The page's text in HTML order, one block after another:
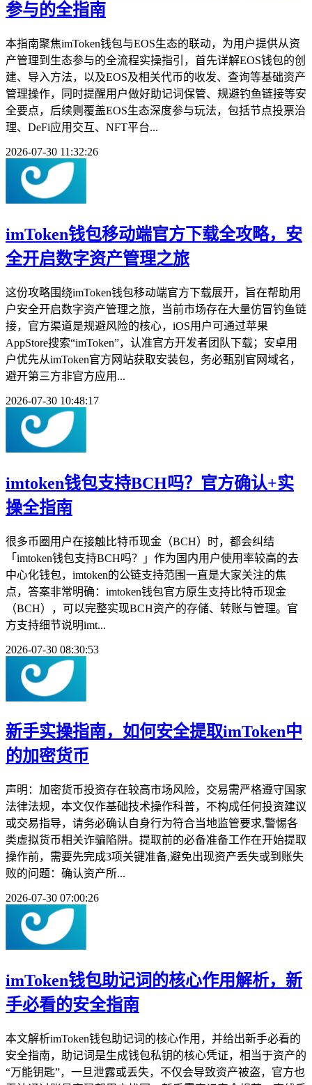
参与的全指南
本指南聚焦imToken钱包与EOS生态的联动，为用户提供从资
产管理到生态参与的全流程实操指引，首先详解EOS钱包的创
建、导入方法，以及EOS及相关代币的收发、查询等基础资产
管理操作，同时提醒用户做好助记词保管、规避钓鱼链接等安
全要点，后续则覆盖EOS生态深度参与玩法，包括节点投票治
理、DeFi应用交互、NFT平台...
2026-07-30 11:32:26
imToken钱包移动端官方下载全攻略，安
全开启数字资产管理之旅
这份攻略围绕imToken钱包移动端官方下载展开，旨在帮助用
户安全开启数字资产管理之旅，当前市场存在大量仿冒钓鱼链
接，官方渠道是规避风险的核心，iOS用户可通过苹果
AppStore搜索“imToken”，认准官方开发者团队下载；安卓用
户优先从imToken官方网站获取安装包，务必甄别官网域名，
避开第三方非官方应用...
2026-07-30 10:48:17
imtoken钱包支持BCH吗？官方确认+实
操全指南
很多币圈用户在接触比特币现金（BCH）时，都会纠结
「imtoken钱包支持BCH吗？」作为国内用户使用率较高的去
中心化钱包，imtoken的公链支持范围一直是大家关注的焦
点，答案非常明确：imtoken钱包官方原生支持比特币现金
（BCH），可以完整实现BCH资产的存储、转账与管理。官
方支持细节说明imt...
2026-07-30 08:30:53
新手实操指南，如何安全提取imToken中
的加密货币
声明：加密货币投资存在较高市场风险，交易需严格遵守国家
法律法规，本文仅作基础技术操作科普，不构成任何投资建议
或交易指导，请务必确认自身行为符合当地监管要求,警惕各
类虚拟货币相关诈骗陷阱。提取前的必备准备工作在开始提取
操作前，需要先完成3项关键准备,避免出现资产丢失或到账失
败的问题：确认资产所...
2026-07-30 07:00:26
imToken钱包助记词的核心作用解析，新
手必看的安全指南
本文解析imToken钱包助记词的核心作用，并给出新手必看的
安全指南，助记词是生成钱包私钥的核心凭证，相当于资产的
“万能钥匙”，一旦泄露或丢失，不仅会导致资产被盗，官方也